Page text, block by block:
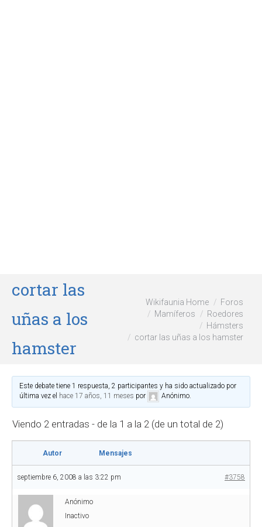
cortar las
uñas a los
hamster
Wikifaunia Home
Foros
Mamíferos
Roedores
Hámsters
cortar las uñas a los hamster
Este debate tiene 1 respuesta, 2 participantes y ha sido actualizado por
última vez el hace 17 años, 11 meses por Anónimo.
Viendo 2 entradas - de la 1 a la 2 (de un total de 2)
Autor Mensajes
septiembre 6, 2008 a las 3:22 pm #3758
Anónimo
Inactivo